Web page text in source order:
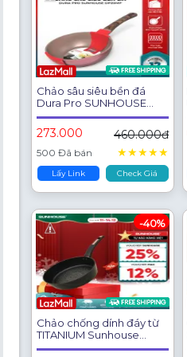
Chảo sâu siêu bền đá
Dura Pro SUNHOUSE
DP20MP DP24MP
273.000 460.000đ
500 Đã bán ★★★★★
Lấy Link Check Giá
Chảo chống dính đáy từ
TITANIUM Sunhouse
ST20-30B - Tinh thể Titan
-40%